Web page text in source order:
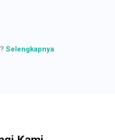
Selengkapnya.